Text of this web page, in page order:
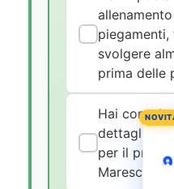
svolgere
prima delle
Hai
dettagliate
per il profilo
Maresciallo,